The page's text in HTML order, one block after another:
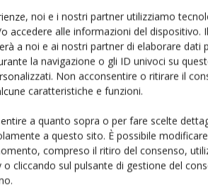
noi e i nostri partner utilizziamo
accedere alle informazioni del dispositivo.
a noi e ai nostri partner di elaborare dati
la navigazione o gli ID univoci su
Non acconsentire o ritirare il
caratteristiche e funzioni.
a quanto sopra o per fare scelte
a questo sito. È possibile
compreso il ritiro del consenso,
cliccando sul pulsante di gestione del
oli vergini di oliva.
a divulgare le linee di indirizzo
Associazioni in ambito nazionale:
allevato a vaso policonico
Forbici d’oro e Scuola Potatura Olivo,
studenti degli Istituti Agrari d’Italia.
la rivista Olivo e Olio) per la
ha raggiunto la “maggiore età”.